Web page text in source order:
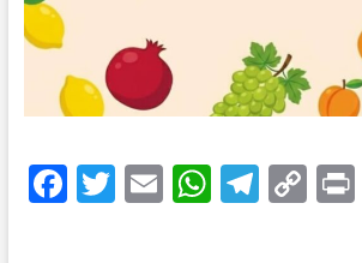
F T E WT C